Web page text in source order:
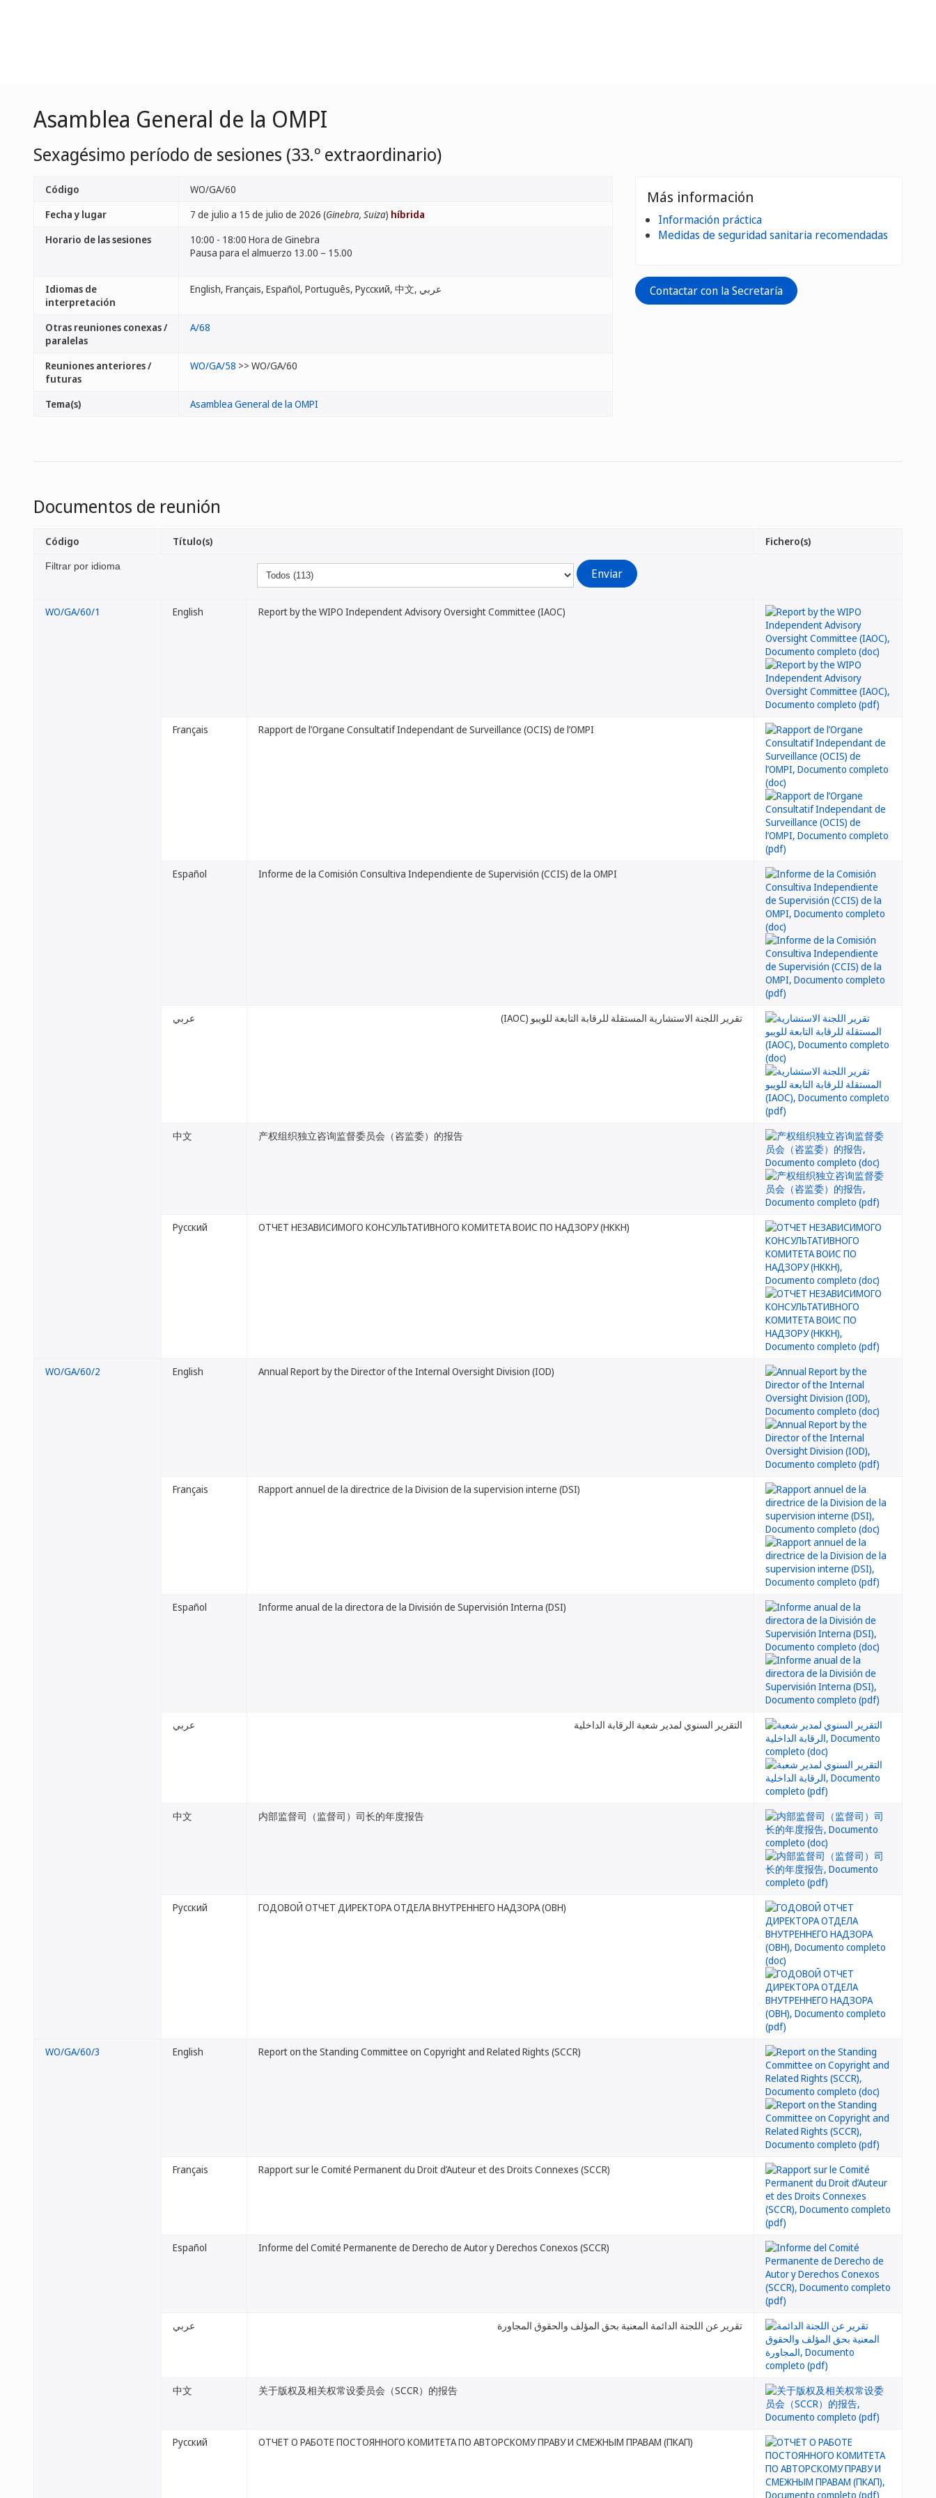
Asamblea General de la OMPI
Sexagésimo período de sesiones (33.º extraordinario)
Código
WO/GA/60
Fecha y lugar
7 de julio a 15 de julio de 2026 (Ginebra, Suiza) híbrida
Horario de las sesiones
10:00 - 18:00 Hora de Ginebra
Pausa para el almuerzo 13.00 – 15.00
Idiomas de
interpretación
English, Français, Español, Português, Русский, 中文, عربي
Otras reuniones conexas /
paralelas
A/68
Reuniones anteriores /
futuras
WO/GA/58 >> WO/GA/60
Tema(s) Asamblea General de la OMPI
Más información
Información práctica
Medidas de seguridad sanitaria recomendadas
Contactar con la Secretaría
Documentos de reunión
Filtrar por idioma
Código Título(s) Fichero(s)
WO/GA/60/1 English Report by the WIPO Independent Advisory Oversight Committee (IAOC)
Français Rapport de l’Organe Consultatif Independant de Surveillance (OCIS) de l’OMPI
Español Informe de la Comisión Consultiva Independiente de Supervisión (CCIS) de la OMPI
عربي تقرير اللجنة الاستشارية المستقلة للرقابة التابعة للويبو (IAOC)
中文 产权组织独立咨询监督委员会（咨监委）的报告
Русский ОТЧЕТ НЕЗАВИСИМОГО КОНСУЛЬТАТИВНОГО КОМИТЕТА ВОИС ПО НАДЗОРУ (НККН)
WO/GA/60/2 English Annual Report by the Director of the Internal Oversight Division (IOD)
Français Rapport annuel de la directrice de la Division de la supervision interne (DSI)
Español Informe anual de la directora de la División de Supervisión Interna (DSI)
عربي التقرير السنوي لمدير شعبة الرقابة الداخلية
中文 内部监督司（监督司）司长的年度报告
Русский ГОДОВОЙ ОТЧЕТ ДИРЕКТОРА ОТДЕЛА ВНУТРЕННЕГО НАДЗОРА (ОВН)
WO/GA/60/3 English Report on the Standing Committee on Copyright and Related Rights (SCCR)
Français Rapport sur le Comité Permanent du Droit d’Auteur et des Droits Connexes (SCCR)
Español Informe del Comité Permanente de Derecho de Autor y Derechos Conexos (SCCR)
عربي تقرير عن اللجنة الدائمة المعنية بحق المؤلف والحقوق المجاورة
中文 关于版权及相关权常设委员会（SCCR）的报告
Русский ОТЧЕТ О РАБОТЕ ПОСТОЯННОГО КОМИТЕТА ПО АВТОРСКОМУ ПРАВУ И СМЕЖНЫМ ПРАВАМ (ПКАП)